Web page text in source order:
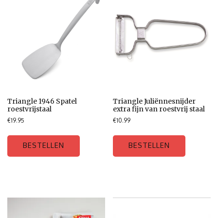
Triangle 1946 Spatel
roestvrijstaal
€19.95
BESTELLEN
Triangle Juliënnesnijder
extra fijn van roestvrij staal
€10.99
BESTELLEN